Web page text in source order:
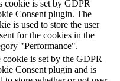
cookie is set by GDPR
Consent plugin. The
is used to store the user
for the cookies in the
"Performance".
cookie is set by the GDPR
Consent plugin and is